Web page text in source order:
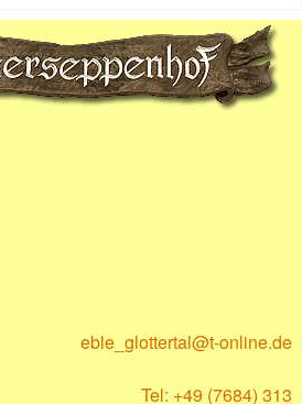
eble_glottertal@t-online.de
Tel: +49 (7684) 313